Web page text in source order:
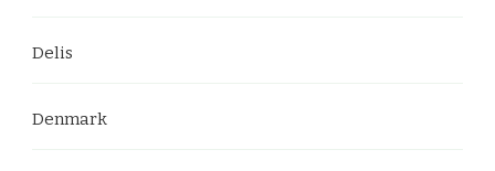
Delis
Denmark